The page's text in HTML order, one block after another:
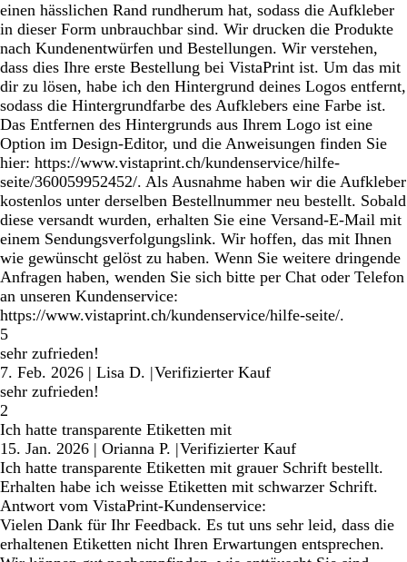
einen hässlichen Rand rundherum hat, sodass die Aufkleber
in dieser Form unbrauchbar sind. Wir drucken die Produkte
nach Kundenentwürfen und Bestellungen. Wir verstehen,
dass dies Ihre erste Bestellung bei VistaPrint ist. Um das mit
dir zu lösen, habe ich den Hintergrund deines Logos entfernt,
sodass die Hintergrundfarbe des Aufklebers eine Farbe ist.
Das Entfernen des Hintergrunds aus Ihrem Logo ist eine
Option im Design-Editor, und die Anweisungen finden Sie
hier: https://www.vistaprint.ch/kundenservice/hilfe-
seite/360059952452/. Als Ausnahme haben wir die Aufkleber
kostenlos unter derselben Bestellnummer neu bestellt. Sobald
diese versandt wurden, erhalten Sie eine Versand-E-Mail mit
einem Sendungsverfolgungslink. Wir hoffen, das mit Ihnen
wie gewünscht gelöst zu haben. Wenn Sie weitere dringende
Anfragen haben, wenden Sie sich bitte per Chat oder Telefon
an unseren Kundenservice:
https://www.vistaprint.ch/kundenservice/hilfe-seite/.
5
sehr zufrieden!
7. Feb. 2026 | Lisa D. |Verifizierter Kauf
sehr zufrieden!
2
Ich hatte transparente Etiketten mit
15. Jan. 2026 | Orianna P. |Verifizierter Kauf
Ich hatte transparente Etiketten mit grauer Schrift bestellt.
Erhalten habe ich weisse Etiketten mit schwarzer Schrift.
Antwort vom VistaPrint-Kundenservice:
Vielen Dank für Ihr Feedback. Es tut uns sehr leid, dass die
erhaltenen Etiketten nicht Ihren Erwartungen entsprechen.